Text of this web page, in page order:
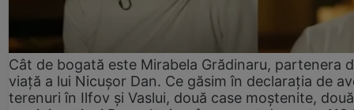
Cât de bogată este Mirabela Grădinaru, partenera
viață a lui Nicușor Dan. Ce găsim în declarația de
terenuri în Ilfov și Vaslui, două case moștenite, două